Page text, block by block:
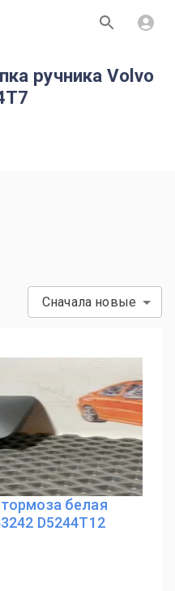
ручника Volvo
Сначала новые
белая
D5244T12